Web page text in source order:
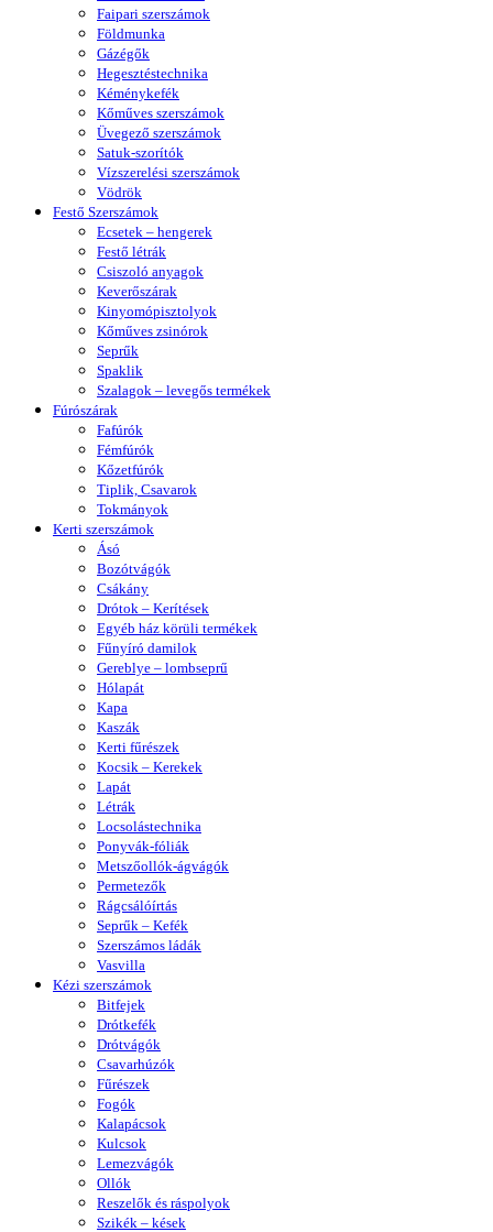
Faipari szerszámok
Földmunka
Gázégők
Hegesztéstechnika
Kéménykefék
Kőműves szerszámok
Üvegező szerszámok
Satuk-szorítók
Vízszerelési szerszámok
Vödrök
Festő Szerszámok
Ecsetek – hengerek
Festő létrák
Csiszoló anyagok
Keverőszárak
Kinyomópisztolyok
Kőműves zsinórok
Seprűk
Spaklik
Szalagok – levegős termékek
Fúrószárak
Fafúrók
Fémfúrók
Kőzetfúrók
Tiplik, Csavarok
Tokmányok
Kerti szerszámok
Ásó
Bozótvágók
Csákány
Drótok – Kerítések
Egyéb ház körüli termékek
Fűnyíró damilok
Gereblye – lombseprű
Hólapát
Kapa
Kaszák
Kerti fűrészek
Kocsik – Kerekek
Lapát
Létrák
Locsolástechnika
Ponyvák-fóliák
Metszőollók-ágvágók
Permetezők
Rágcsálóírtás
Seprűk – Kefék
Szerszámos ládák
Vasvilla
Kézi szerszámok
Bitfejek
Drótkefék
Drótvágók
Csavarhúzók
Fűrészek
Fogók
Kalapácsok
Kulcsok
Lemezvágók
Ollók
Reszelők és ráspolyok
Szikék – kések